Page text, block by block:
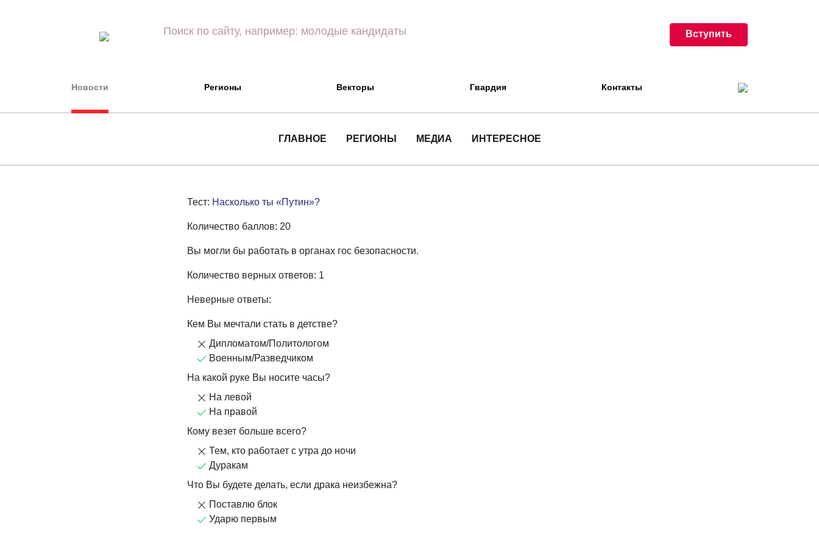
Вступить
Новости Регионы Векторы Гвардия Контакты
ГЛАВНОЕ РЕГИОНЫ МЕДИА ИНТЕРЕСНОЕ
Тест: Насколько ты «Путин»?
Количество баллов: 20
Вы могли бы работать в органах гос безопасности.
Количество верных ответов: 1
Неверные ответы:
Кем Вы мечтали стать в детстве?
Дипломатом/Политологом
Военным/Разведчиком
На какой руке Вы носите часы?
На левой
На правой
Кому везет больше всего?
Тем, кто работает с утра до ночи
Дуракам
Что Вы будете делать, если драка неизбежна?
Поставлю блок
Ударю первым